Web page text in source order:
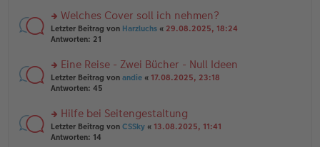
tr
a
g
e
n
er
tr
a
g
n
g
el
e
n
er
tr
a
g
rs
te
n
g
el
e
n
er
Welches Cover soll ich nehmen?
Letzter Beitrag von Harzluchs « 29.08.2025, 18:24
Antworten: 21
rs
te
n
g
el
Eine Reise - Zwei Bücher - Null Ideen
Letzter Beitrag von andie « 17.08.2025, 23:18
Antworten: 45
rs
te
Hilfe bei Seitengestaltung
Letzter Beitrag von CSSky « 13.08.2025, 11:41
Antworten: 14